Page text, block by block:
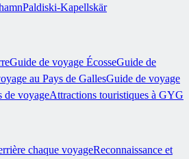
Paldiski-Kapellskär
Guide de voyage ÉcosseGuide de
au Pays de GallesGuide de voyage
de voyageAttractions touristiques à GYG
chaque voyageReconnaissance et